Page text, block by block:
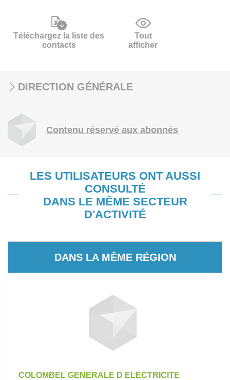
Téléchargez la liste des
contacts
Tout
afficher
DIRECTION GÉNÉRALE
Contenu réservé aux abonnés
LES UTILISATEURS ONT AUSSI
CONSULTÉ
DANS LE MÊME SECTEUR
D'ACTIVITÉ
DANS LA MÊME RÉGION
COLOMBEL GENERALE D ELECTRICITE